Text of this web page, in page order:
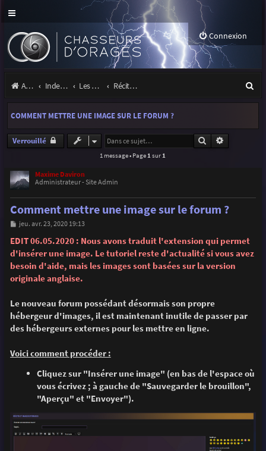
Connexion
Accueil Index du forum Les orages Récits et photos d'orages
e
COMMENT METTRE UNE IMAGE SUR LE FORUM ?
Verrouillé Rechercher
1 message • Page 1 sur 1
Maxime Daviron
Administrateur - Site Admin
Comment mettre une image sur le forum ?
M
s
s
a
e
jeu. avr. 23, 2020 19:13
EDIT 06.05.2020 : Nous avons traduit l'extension qui permet
d'insérer une image. Le tutoriel reste d'actualité si vous avez
besoin d'aide, mais les images sont basées sur la version
originale anglaise.
Le nouveau forum possédant désormais son propre
hébergeur d'images, il est maintenant inutile de passer par
des hébergeurs externes pour les mettre en ligne.
Voici comment procéder :
Cliquez sur "Insérer une image" (en bas de l'espace où
vous écrivez ; à gauche de "Sauvegarder le brouillon",
"Aperçu" et "Envoyer").